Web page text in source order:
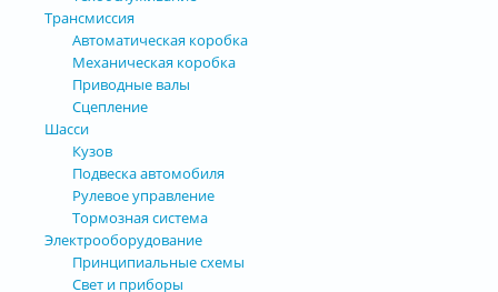
Трансмиссия
Автоматическая коробка
Механическая коробка
Приводные валы
Сцепление
Шасси
Кузов
Подвеска автомобиля
Рулевое управление
Тормозная система
Электрооборудование
Принципиальные схемы
Свет и приборы